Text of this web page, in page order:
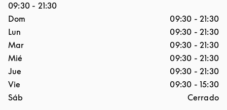
09:30 - 21:30
Día de la semana
Dom 09:30 - 21:30
Lun
09:30 - 21:30
Mar
09:30 - 21:30
Mié
09:30 - 21:30
Jue
09:30 - 21:30
Vie
09:30 - 15:30
Sáb
Cerrado